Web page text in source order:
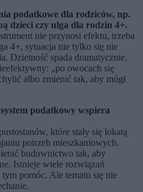
podatkowe dla rodziców, np.
dzieci czy ulga dla rodzin 4+.
nie przynosi efektu, trzeba
4+, sytuacja nie tylko się nie
Dzietność spada dramatycznie.
„po owocach się
albo zmienić tak, aby mógł
podatkowy wspiera
które stały się lokatą
potrzeb mieszkaniowych.
budownictwo tak, aby
Istnieje wiele rozwiązań
pomóc. Ale tematu się nie